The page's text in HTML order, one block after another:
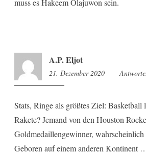
muss es Hakeem Olajuwon sein.
A.P. Eljot
21. Dezember 2020 17:51
Stats, Ringe als größtes Ziel: Basketball
Rakete? Jemand von den Houston
Goldmedaillengewinner,
Geboren auf einem anderen Kontinent